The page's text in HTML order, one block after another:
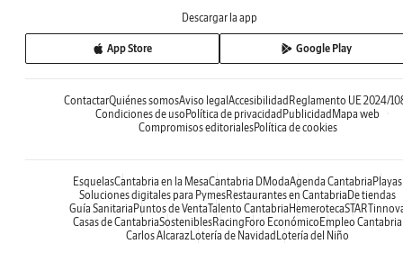
Descargar la app
App Store Google Play
ContactarQuiénes somosAviso legalAccesibilidadReglamento UE 2024/
Condiciones de usoPolítica de privacidadPublicidadMapa web
Compromisos editorialesPolítica de cookies
EsquelasCantabria en la MesaCantabria DModaAgenda CantabriaPlayas
Soluciones digitales para PymesRestaurantes en CantabriaDe tiendas
Guía SanitariaPuntos de VentaTalento CantabriaHemeroteca
Casas de CantabriaSosteniblesRacingForo EconómicoEmpleo Cantabria
Carlos AlcarazLotería de NavidadLotería del Niño